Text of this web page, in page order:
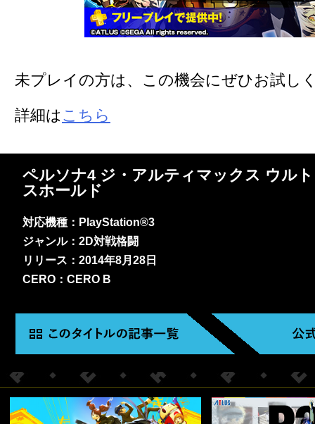
未プレイの方は、この機会にぜひお試し
詳細は こちら
ペルソナ4 ジ・アルティマックス ウル
スホールド
対応機種：PlayStation®3
ジャンル：2D対戦格闘
リリース：2014年8月28日
CERO：CERO B